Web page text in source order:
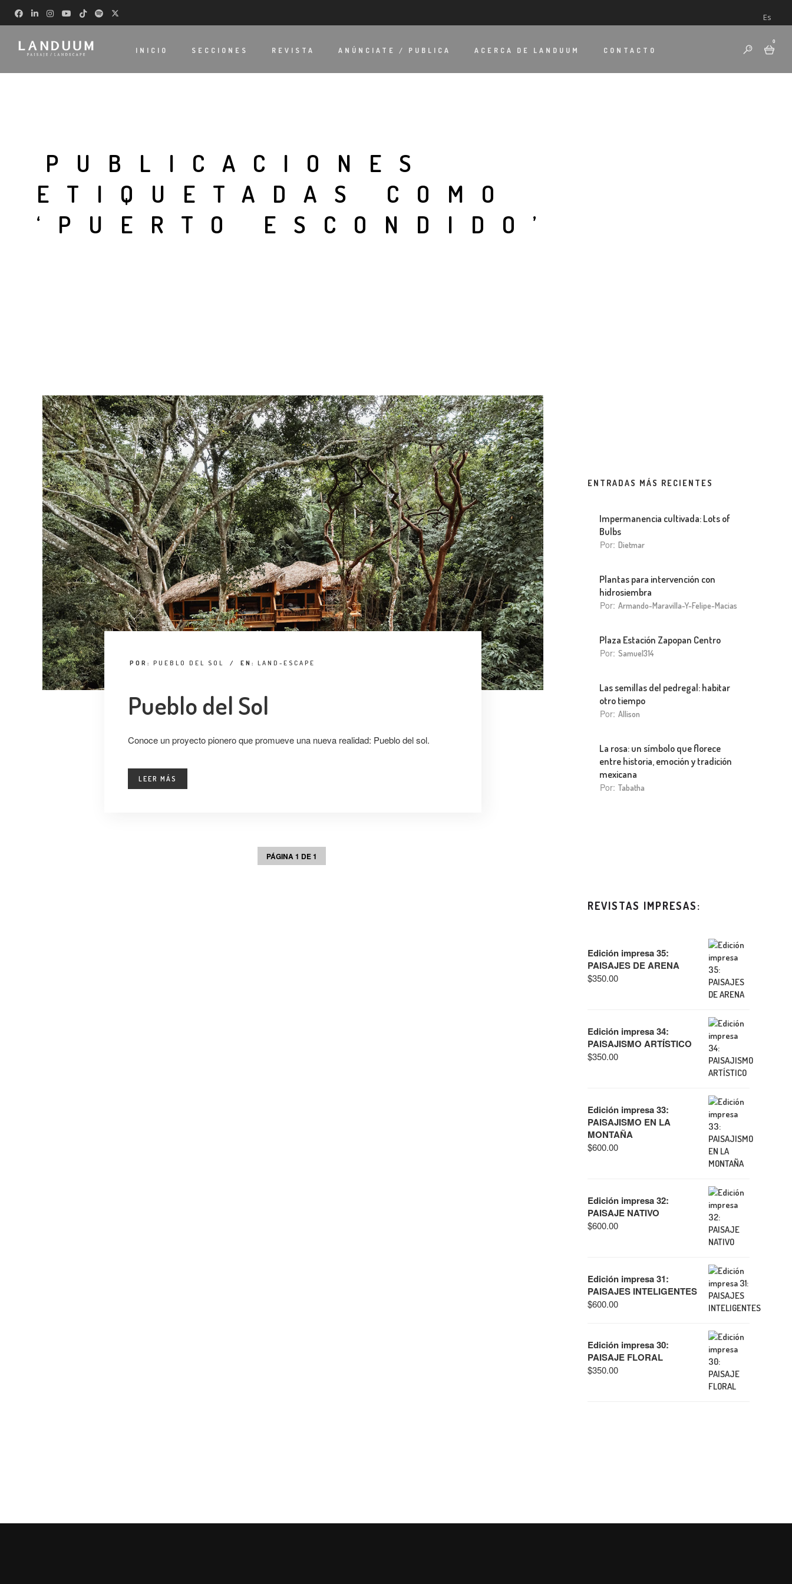
Es
INICIO SECCIONES REVISTA ANÚNCIATE / PUBLICA ACERCA DE LANDUUM CONTACTO
0
PUBLICACIONES
ETIQUETADAS COMO
‘PUERTO ESCONDIDO’
POR: PUEBLO DEL SOL / EN: LAND-ESCAPE
Pueblo del Sol
Conoce un proyecto pionero que promueve una nueva realidad: Pueblo del sol.
LEER MÁS
PÁGINA 1 DE 1
ENTRADAS MÁS RECIENTES
Impermanencia cultivada: Lots of
Bulbs
Por: Dietmar
Plantas para intervención con
hidrosiembra
Por: Armando-Maravilla-Y-Felipe-Macias
Plaza Estación Zapopan Centro
Por: Samuel314
Las semillas del pedregal: habitar
otro tiempo
Por: Allison
La rosa: un símbolo que florece
entre historia, emoción y tradición
mexicana
Por: Tabatha
REVISTAS IMPRESAS:
Edición impresa 35:
PAISAJES DE ARENA
$350.00
Edición impresa 34:
PAISAJISMO ARTÍSTICO
$350.00
Edición impresa 33:
PAISAJISMO EN LA
MONTAÑA
$600.00
Edición impresa 32:
PAISAJE NATIVO
$600.00
Edición impresa 31:
PAISAJES INTELIGENTES
$600.00
Edición impresa 30:
PAISAJE FLORAL
$350.00